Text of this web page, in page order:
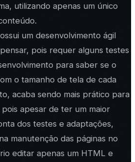
utilizando apenas um único
um desenvolvimento ágil
pois requer alguns testes
para saber se o
o tamanho de tela de cada
acaba sendo mais prático para
apesar de ter um maior
dos testes e adaptações,
manutenção das páginas no
editar apenas um HTML e